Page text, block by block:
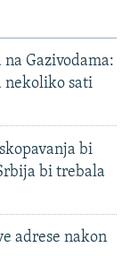
Gazivodama:
nekoliko sati
bi
bi trebala
adrese nakon